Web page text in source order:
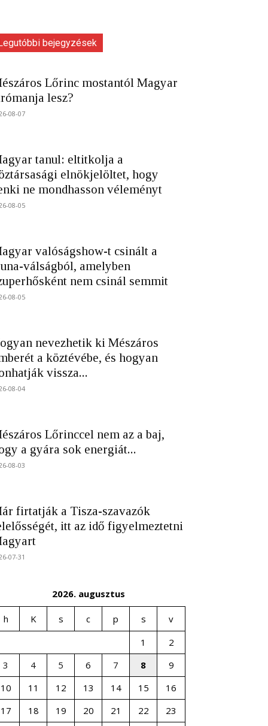
bejegyzések
Lőrinc mostantól Magyar
lesz?
08-07
tanul: eltitkolja a
elnökjelöltet, hogy
ne mondhasson véleményt
08-05
valóságshow-t csinált a
válságból, amelyben
nem csinál semmit
08-05
nevezhetik ki Mészáros
a köztévébe, és hogyan
vissza...
08-04
Lőrinccel nem az a baj,
a gyára sok energiát...
08-03
firtatják a Tisza-szavazók
itt az idő figyelmeztetni
07-31
2026. augusztus
h K s c p s
v
1
2
3
4 5 6 7 8
9
10
11 12 13 14 15
16
17
18 19 20 21 22 23